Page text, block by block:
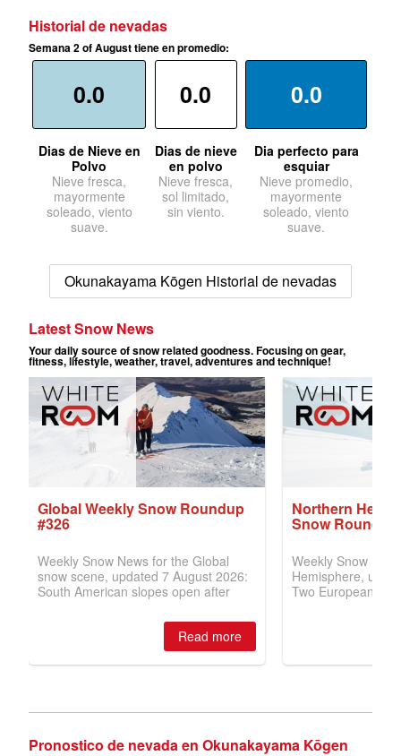
Historial de nevadas
Semana 2 of August tiene en promedio:
0.0
Dias de Nieve en
Polvo
Nieve fresca,
mayormente
soleado, viento
suave.
0.0
Dias de nieve
en polvo
Nieve fresca,
sol limitado,
sin viento.
0.0
Dia perfecto para
esquiar
Nieve promedio,
mayormente
soleado, viento
suave.
Okunakayama Kōgen Historial de nevadas
Pronostico de nevada en Okunakayama Kōgen